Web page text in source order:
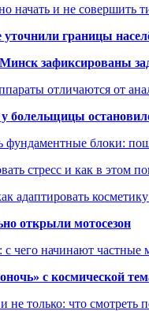
начать и не совершить
границы
зафиксированы
отличаются от
болельщицы
фундаментные блоки:
стресс и как в этом
адаптировать
открыли мотосезон
чего начинают частные
с космической
только: что смотреть